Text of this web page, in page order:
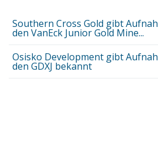
Southern Cross Gold gibt
den VanEck Junior Gold Mine...
Osisko Development gibt
den GDXJ bekannt